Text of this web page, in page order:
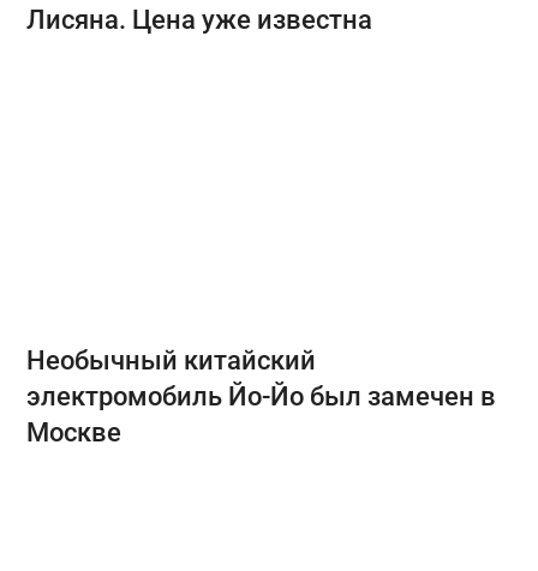
Лисяна. Цена уже известна
Необычный китайский
электромобиль Йо-Йо был замечен в
Москве